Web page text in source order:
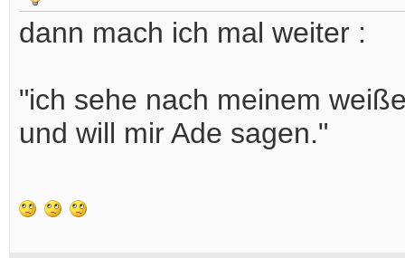
dann mach ich mal weiter :
"ich sehe nach meinem
und will mir Ade sagen."